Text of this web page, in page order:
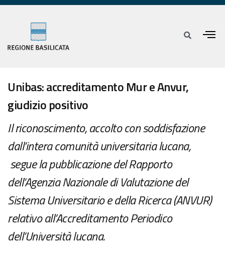
Unibas: accreditamento Mur e Anvur,
giudizio positivo
Il riconoscimento, accolto con soddisfazione
dall’intera comunità universitaria lucana,
segue la pubblicazione del Rapporto
dell’Agenzia Nazionale di Valutazione del
Sistema Universitario e della Ricerca (ANVUR)
relativo all’Accreditamento Periodico
dell’Università lucana.